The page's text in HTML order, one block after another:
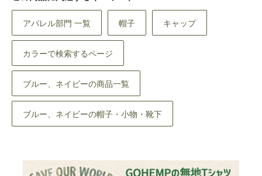
アパレル部門 一覧 帽子 キャップ
カラーで検索するページ
ブルー、ネイビーの商品一覧
ブルー、ネイビーの帽子・小物・靴下